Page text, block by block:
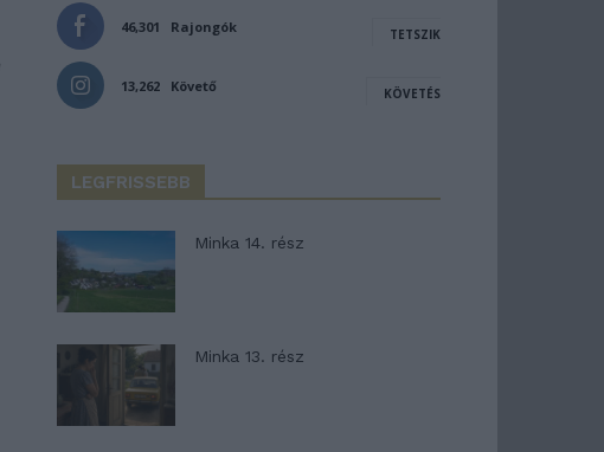
46,301 Rajongók TETSZIK
13,262 Követő KÖVETÉS
LEGFRISSEBB
Minka 14. rész
Minka 13. rész